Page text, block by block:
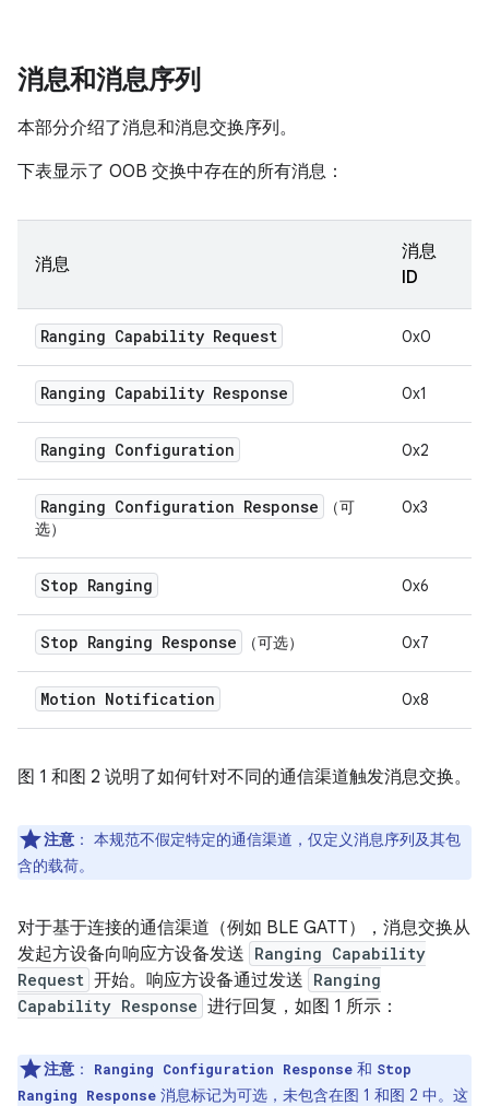
消息和消息序列
本部分介绍了消息和消息交换序列。
下表显示了 OOB 交换中存在的所有消息：
消息
消息
ID
Ranging Capability Request 0x0
Ranging Capability Response 0x1
Ranging Configuration 0x2
Ranging Configuration Response
（可
选）
0x3
Stop Ranging 0x6
Stop Ranging Response （可选） 0x7
Motion Notification 0x8
图 1 和图 2 说明了如何针对不同的通信渠道触发消息交换。
注意 ： 本规范不假定特定的通信渠道，仅定义消息序列及其包
含的载荷。
对于基于连接的通信渠道（例如 BLE GATT），消息交换从
发起方设备向响应方设备发送 Ranging Capability
Request 开始。响应方设备通过发送 Ranging
Capability Response 进行回复，如图 1 所示：
注意 ： Ranging Configuration Response 和 Stop
Ranging Response 消息标记为可选，未包含在图 1 和图 2 中。这